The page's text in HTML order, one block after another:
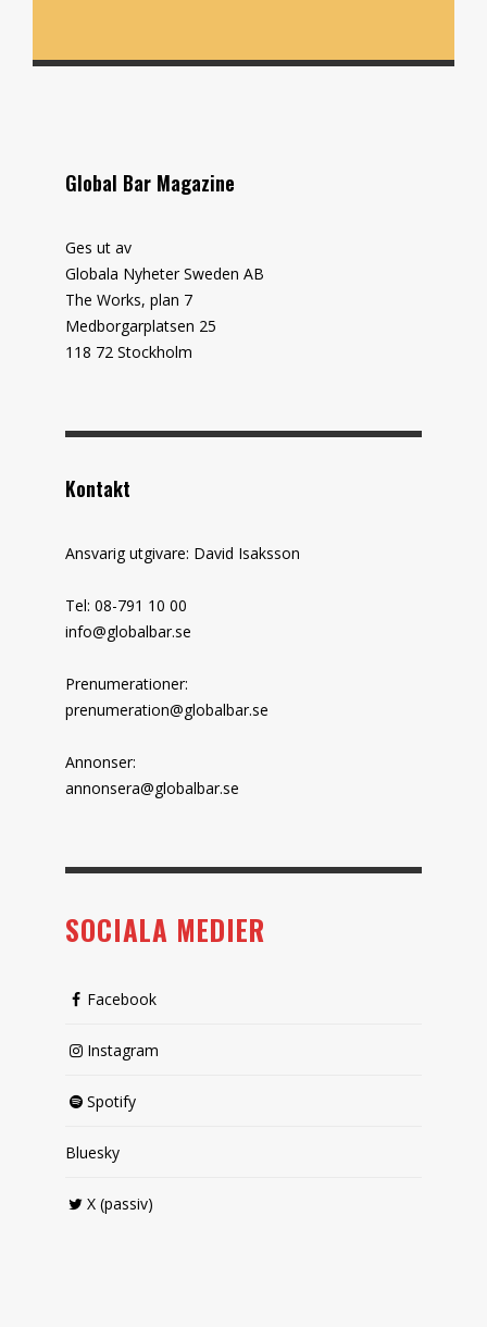
Global Bar Magazine
Ges ut av
Globala Nyheter Sweden AB
The Works, plan 7
Medborgarplatsen 25
118 72 Stockholm
Kontakt
Ansvarig utgivare: David Isaksson
Tel: 08-791 10 00
info@globalbar.se
Prenumerationer:
prenumeration@globalbar.se
Annonser:
annonsera@globalbar.se
SOCIALA MEDIER
Facebook
Instagram
Spotify
Bluesky
X (passiv)